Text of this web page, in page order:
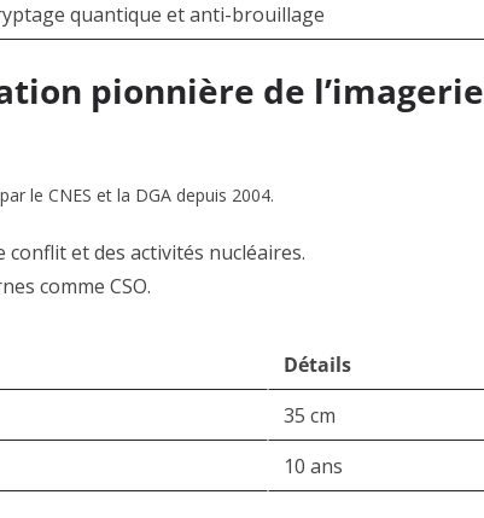
quantique et anti-brouillage
pionnière de l’imagerie
le CNES et la DGA depuis 2004.
conflit et des activités nucléaires.
comme CSO.
Détails
35 cm
10 ans